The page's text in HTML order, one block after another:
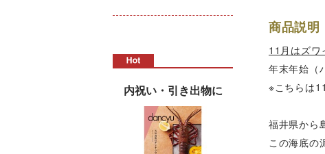
商品説明
11月はズワ
年末年始（
※こちらは
福井県から
この海底の
内祝い・引き出物に